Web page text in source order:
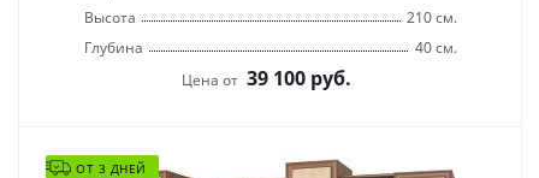
Высота
210 см.
Глубина
40 см.
Цена от 39 100 руб.
ОТ 3 ДНЕЙ